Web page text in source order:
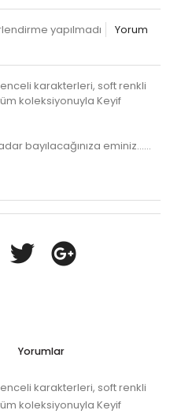
yapılmadı
Yorum
karakterleri, soft renkli
koleksiyonuyla Keyif
bayılacağınıza eminiz...…
Yorumlar
karakterleri, soft renkli
koleksiyonuyla Keyif